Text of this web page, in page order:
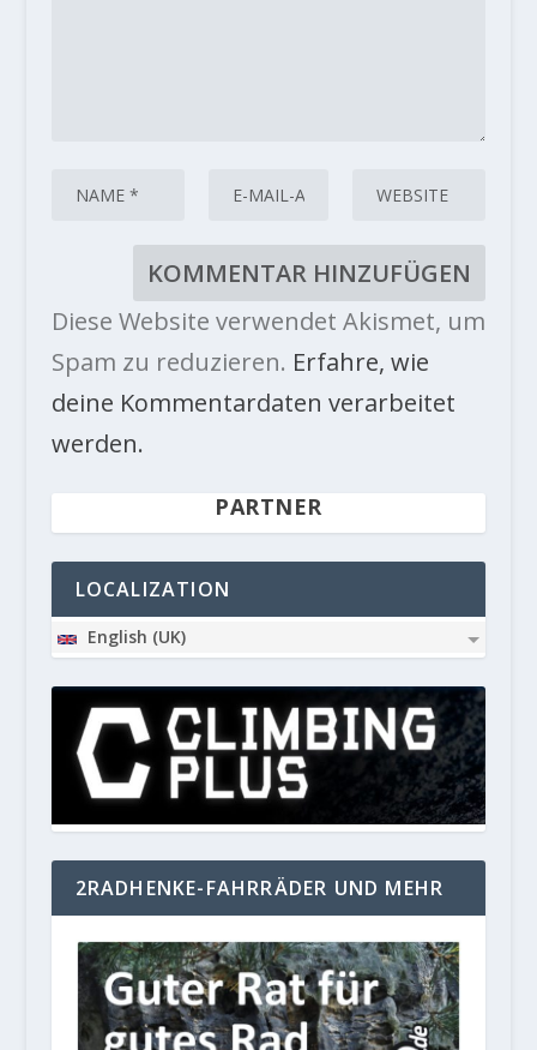
Diese Website verwendet Akismet, um
Spam zu reduzieren. Erfahre, wie
deine Kommentardaten verarbeitet
werden.
PARTNER
LOCALIZATION
English (UK)
2RADHENKE-FAHRRÄDER UND MEHR